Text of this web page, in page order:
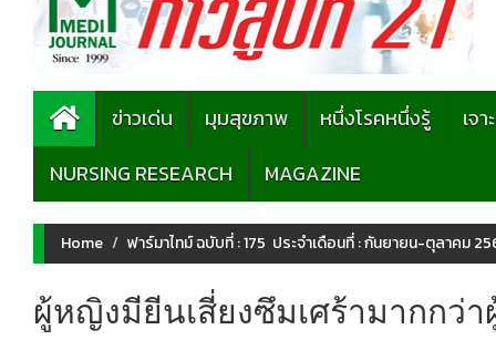
ข่าวเด่น มุมสุขภาพ หนึ่งโรคหนึ่งรู้
เจ
NURSING RESEARCH
MAGAZINE
Home ฟาร์มาไทม์ ฉบับที่ : 175 ประจำเดือนที่ : กันยายน-ตุลาคม
ผู้หญิงมียีนเสี่ยงซึมเศร้ามากกว่า